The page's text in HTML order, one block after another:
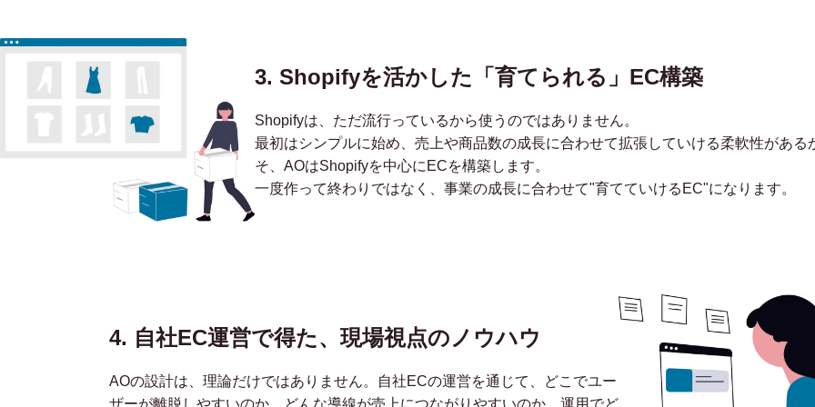
3. Shopifyを活かした「育てられる」EC構築
Shopifyは、ただ流行っているから使うのではありません。
最初はシンプルに始め、売上や商品数の成長に合わせて拡張していける柔軟性がある
そ、AOはShopifyを中心にECを構築します。
一度作って終わりではなく、事業の成長に合わせて"育てていけるEC"になります。
4. 自社EC運営で得た、現場視点のノウハウ
AOの設計は、理論だけではありません。自社ECの運営を通じて、どこでユー
ザーが離脱しやすいのか、どんな導線が売上につながりやすいのか、運用でど